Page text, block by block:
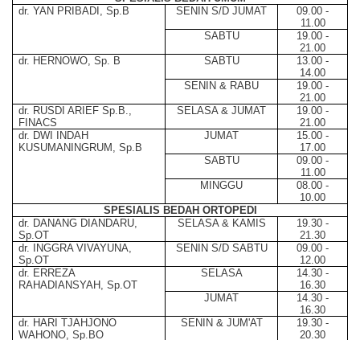
dr. YAN PRIBADI, Sp.B
SENIN S/D JUMAT
09.00 -
11.00
SABTU
19.00 -
21.00
dr. HERNOWO, Sp. B
SABTU
13.00 -
14.00
SENIN & RABU
19.00 -
21.00
dr. RUSDI ARIEF Sp.B.,
FINACS
SELASA & JUMAT
19.00 -
21.00
dr. DWI INDAH
KUSUMANINGRUM, Sp.B
JUMAT
15.00 -
17.00
SABTU
09.00 -
11.00
MINGGU
08.00 -
10.00
SPESIALIS BEDAH ORTOPEDI
dr. DANANG DIANDARU,
Sp.OT
SELASA & KAMIS
19.30 -
21.30
dr. INGGRA VIVAYUNA,
Sp.OT
SENIN S/D SABTU
09.00 -
12.00
dr. ERREZA
RAHADIANSYAH, Sp.OT
SELASA
14.30 -
16.30
JUMAT
14.30 -
16.30
dr. HARI TJAHJONO
WAHONO, Sp.BO
SENIN & JUM'AT
19.30 -
20.30